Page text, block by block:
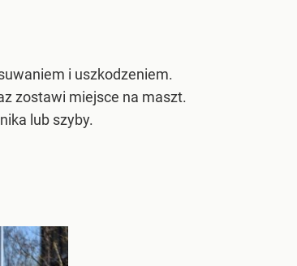
i uszkodzeniem.
zostawi miejsce na maszt.
lub szyby.